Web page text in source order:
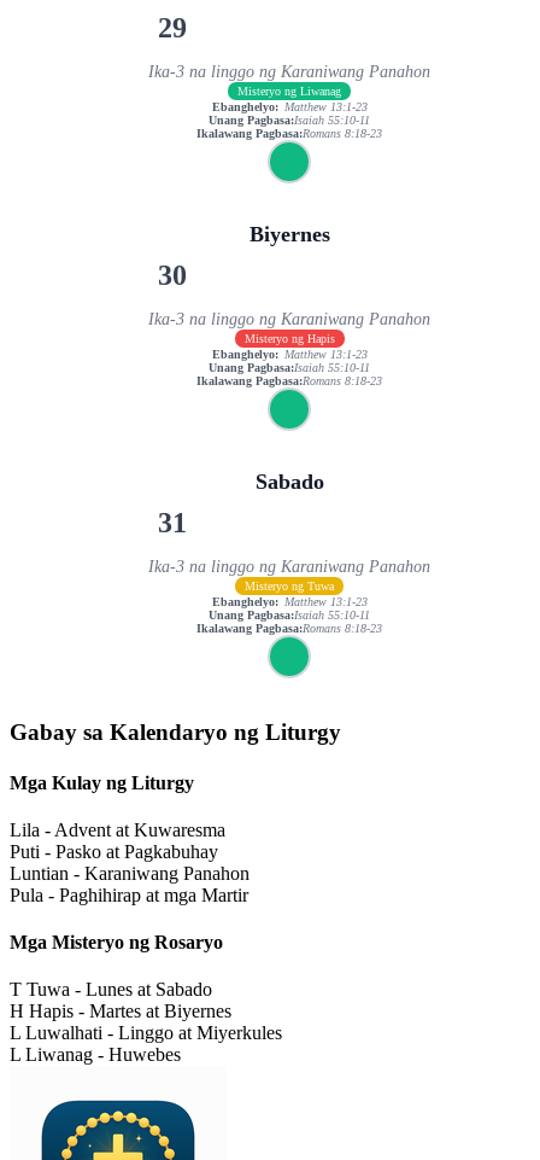
29
Ika-3 na linggo ng Karaniwang Panahon
Misteryo ng Liwanag
Ebanghelyo: Matthew 13:1-23
Unang Pagbasa:Isaiah 55:10-11
Ikalawang Pagbasa:Romans 8:18-23
Biyernes
30
Ika-3 na linggo ng Karaniwang Panahon
Misteryo ng Hapis
Ebanghelyo: Matthew 13:1-23
Unang Pagbasa:Isaiah 55:10-11
Ikalawang Pagbasa:Romans 8:18-23
Sabado
31
Ika-3 na linggo ng Karaniwang Panahon
Misteryo ng Tuwa
Ebanghelyo: Matthew 13:1-23
Unang Pagbasa:Isaiah 55:10-11
Ikalawang Pagbasa:Romans 8:18-23
Gabay sa Kalendaryo ng Liturgy
Mga Kulay ng Liturgy
Lila - Advent at Kuwaresma
Puti - Pasko at Pagkabuhay
Luntian - Karaniwang Panahon
Pula - Paghihirap at mga Martir
Mga Misteryo ng Rosaryo
T Tuwa - Lunes at Sabado
H Hapis - Martes at Biyernes
L Luwalhati - Linggo at Miyerkules
L Liwanag - Huwebes